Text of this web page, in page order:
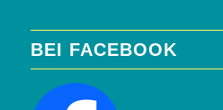
BEI FACEBOOK